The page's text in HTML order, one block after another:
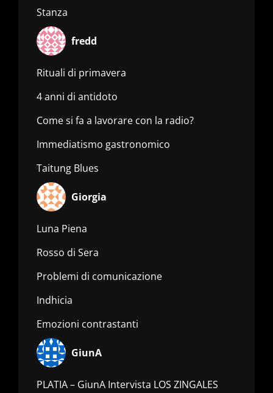
Stanza
fredd
Rituali di primavera
4 anni di antidoto
Come si fa a lavorare con la radio?
Immediatismo gastronomico
Taitung Blues
Giorgia
Luna Piena
Rosso di Sera
Problemi di comunicazione
Indhicia
Emozioni contrastanti
GiunA
PLATIA – GiunA Intervista LOS ZINGALES